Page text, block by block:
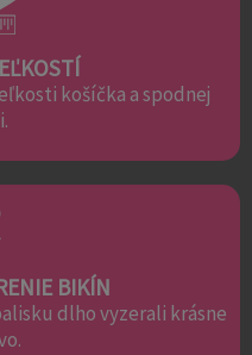
košíčka a spodnej
BIKÍN
dlho vyzerali krásne